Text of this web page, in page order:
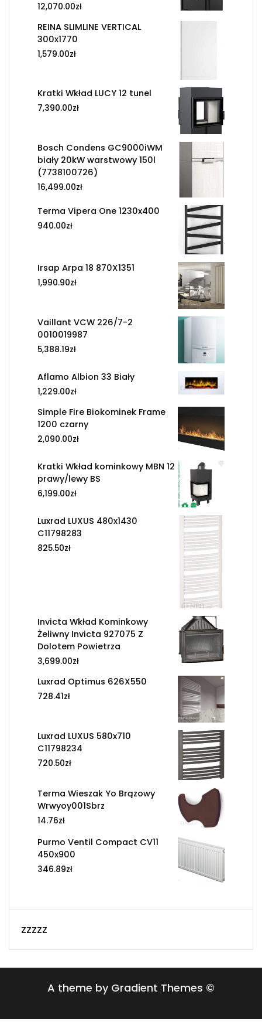
12,070.00zł
REINA SLIMLINE VERTICAL
300x1770
1,579.00zł
Kratki Wkład LUCY 12 tunel
7,390.00zł
Bosch Condens GC9000iWM
biały 20kW warstwowy 150l
(7738100726)
16,499.00zł
Terma Vipera One 1230x400
940.00zł
Irsap Arpa 18 870X1351
1,990.90zł
Vaillant VCW 226/7-2
0010019987
5,388.19zł
Aflamo Albion 33 Biały
1,229.00zł
Simple Fire Biokominek Frame
1200 czarny
2,090.00zł
Kratki Wkład kominkowy MBN 12
prawy/lewy BS
6,199.00zł
Luxrad LUXUS 480x1430
C11798283
825.50zł
Invicta Wkład Kominkowy
Żeliwny Invicta 927075 Z
Dolotem Powietrza
3,699.00zł
Luxrad Optimus 626X550
728.41zł
Luxrad LUXUS 580x710
C11798234
720.50zł
Terma Wieszak Yo Brązowy
Wrwyoy001Sbrz
14.76zł
Purmo Ventil Compact CV11
450x900
346.89zł
zzzzz
A theme by Gradient Themes ©